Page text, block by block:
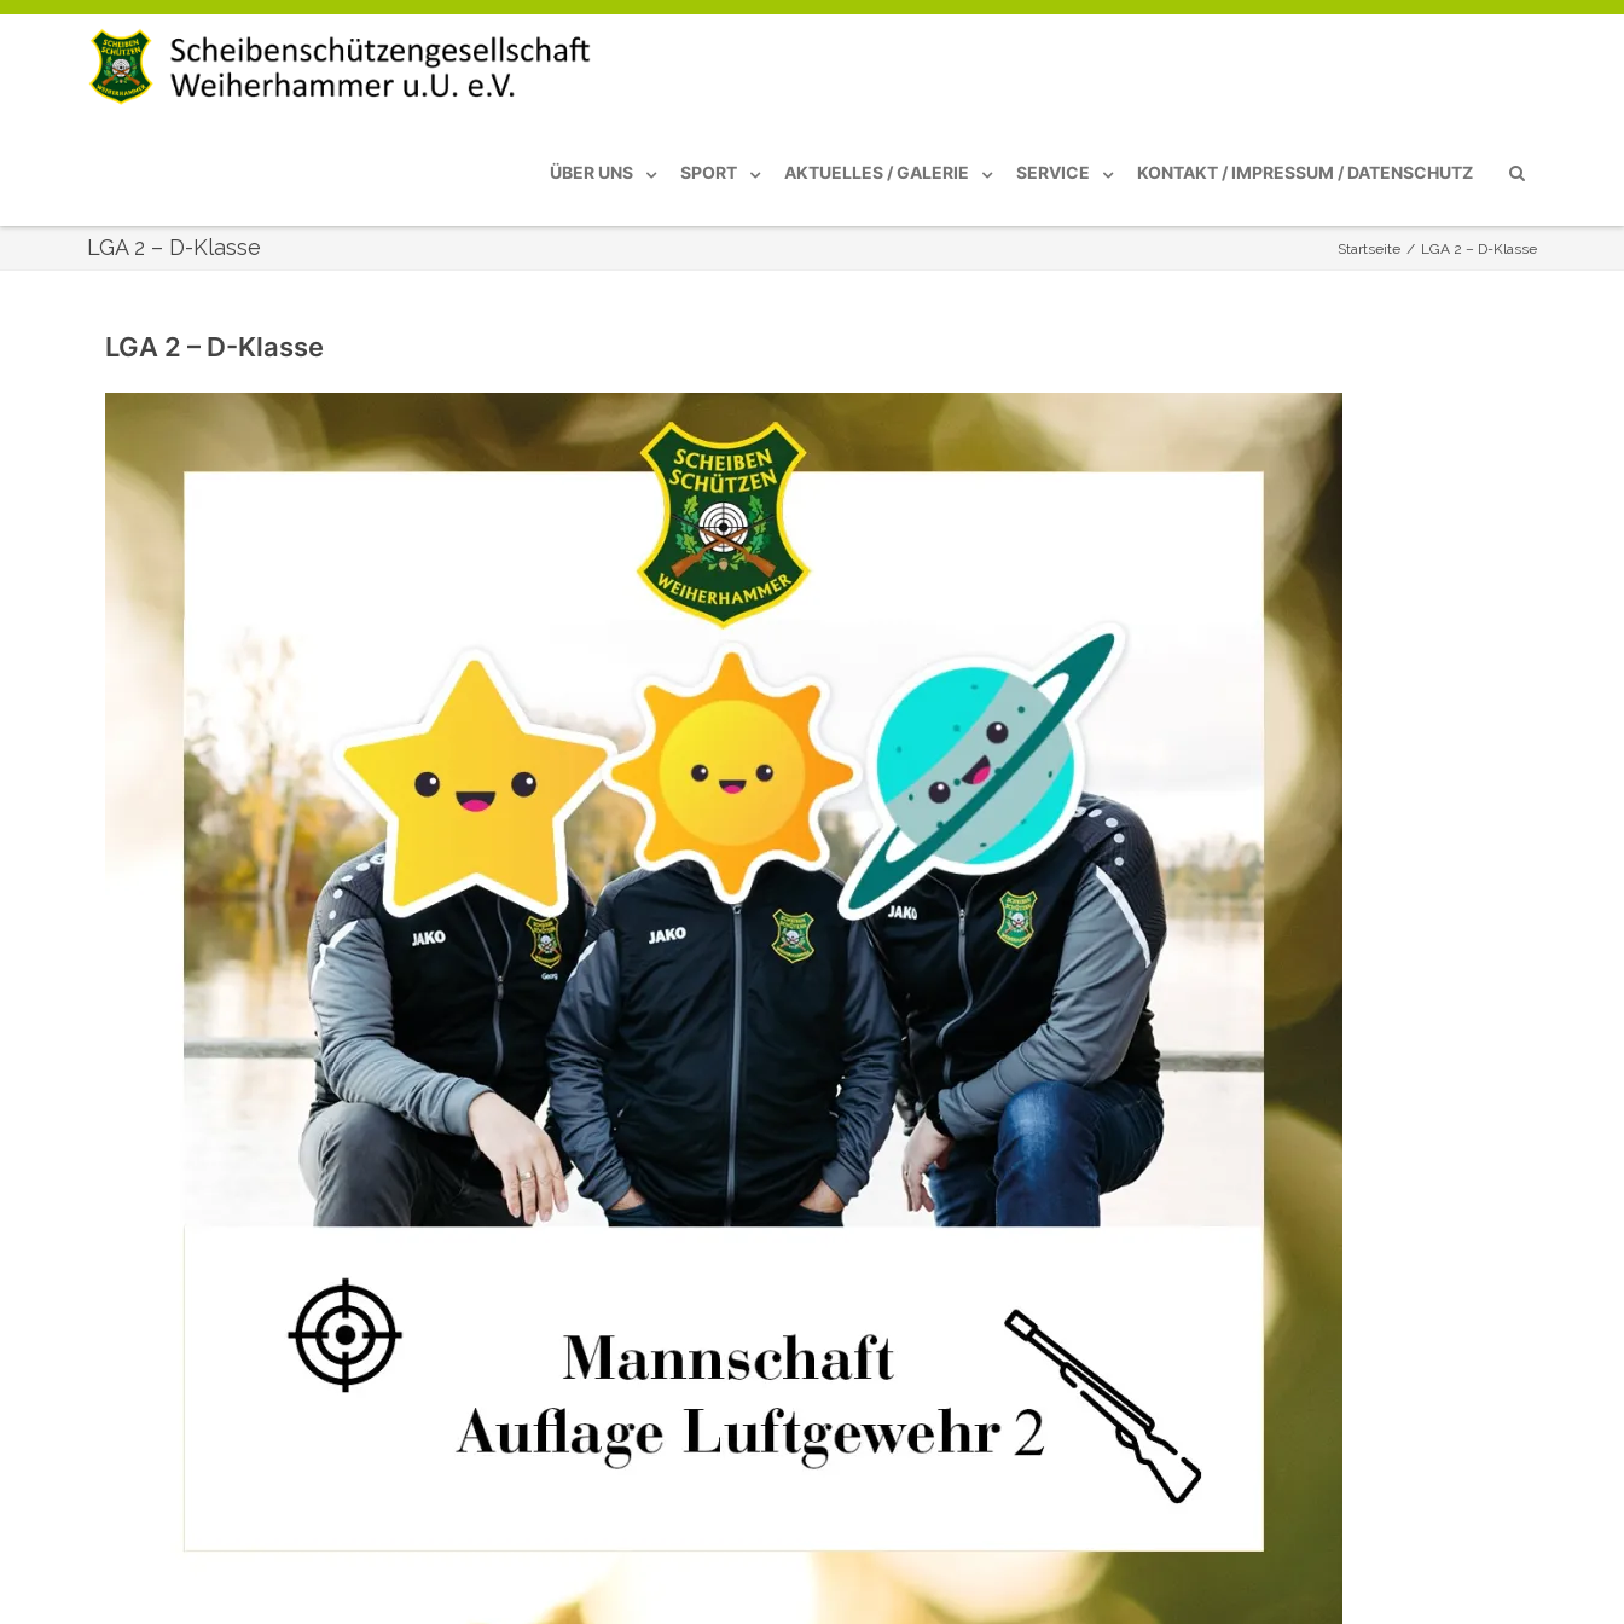
ÜBER UNS SPORT AKTUELLES / GALERIE SERVICE KONTAKT / IMPRESSUM / DATENSCHUTZ
LGA 2 – D-Klasse Startseite / LGA 2 – D-Klasse
LGA 2 – D-Klasse